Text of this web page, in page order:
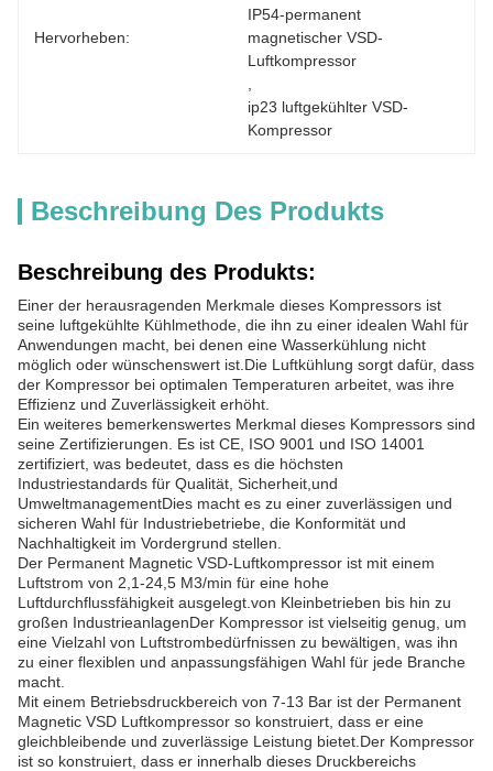
Hervorheben:
IP54-permanent
magnetischer VSD-
Luftkompressor
ip23 luftgekühlter VSD-
Kompressor
Beschreibung Des Produkts
Beschreibung des Produkts:
Einer der herausragenden Merkmale dieses Kompressors ist
seine luftgekühlte Kühlmethode, die ihn zu einer idealen Wahl für
Anwendungen macht, bei denen eine Wasserkühlung nicht
möglich oder wünschenswert ist.Die Luftkühlung sorgt dafür, dass
der Kompressor bei optimalen Temperaturen arbeitet, was ihre
Effizienz und Zuverlässigkeit erhöht.
Ein weiteres bemerkenswertes Merkmal dieses Kompressors sind
seine Zertifizierungen. Es ist CE, ISO 9001 und ISO 14001
zertifiziert, was bedeutet, dass es die höchsten
Industriestandards für Qualität, Sicherheit,und
UmweltmanagementDies macht es zu einer zuverlässigen und
sicheren Wahl für Industriebetriebe, die Konformität und
Nachhaltigkeit im Vordergrund stellen.
Der Permanent Magnetic VSD-Luftkompressor ist mit einem
Luftstrom von 2,1-24,5 M3/min für eine hohe
Luftdurchflussfähigkeit ausgelegt.von Kleinbetrieben bis hin zu
großen IndustrieanlagenDer Kompressor ist vielseitig genug, um
eine Vielzahl von Luftstrombedürfnissen zu bewältigen, was ihn
zu einer flexiblen und anpassungsfähigen Wahl für jede Branche
macht.
Mit einem Betriebsdruckbereich von 7-13 Bar ist der Permanent
Magnetic VSD Luftkompressor so konstruiert, dass er eine
gleichbleibende und zuverlässige Leistung bietet.Der Kompressor
ist so konstruiert, dass er innerhalb dieses Druckbereichs